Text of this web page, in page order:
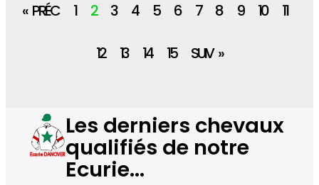
« PRÉC 1 2 3 4 5 6 7 8 9 10 11
12 13 14 15 SUIV »
Les derniers chevaux
qualifiés de notre
Ecurie...